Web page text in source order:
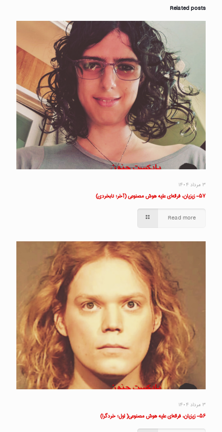
Related posts
۳ مرداد ۱۴۰۴
۵۷- زیزیان، فرقه‌ای علیه هوش مصنوعی (آخر؛ نابخردی)
Read more
۳ مرداد ۱۴۰۴
۵۶- زیزیان، فرقه‌ای علیه هوش مصنوعی( اول؛ خردگرا)